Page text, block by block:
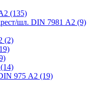
(135)
шл. DIN 7981 А2 (9)
(2)
975 А2 (19)